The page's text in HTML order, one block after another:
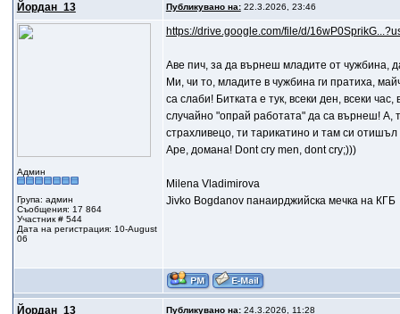
Йордан_13 Публикувано на:22.3.2026, 23:46
Админ
Група: админ
Съобщения: 17 864
Участник # 544
Дата на регистрация: 10-August
06
https://drive.google.com/file/d/
Аве пич, за да върнеш младите от чужбина,
Ми, чи то, младите в чужбина ги пратиха,
са слаби! Битката е тук, всеки ден, всеки
случайно "опрай работата" да са върнеш! А,
страхливецо, ти тарикатино и там си
Аре, домана! Dont cry men, dont cry;)))
Milena Vladimirova
Jivko Bogdanov панаирджийска мечка на КГБ
Йордан_13 Публикувано на:24.3.2026, 11:28